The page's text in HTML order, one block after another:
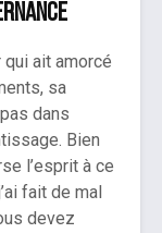
ait amorcé
sa
dans
Bien
l’esprit à ce
fait de mal
devez